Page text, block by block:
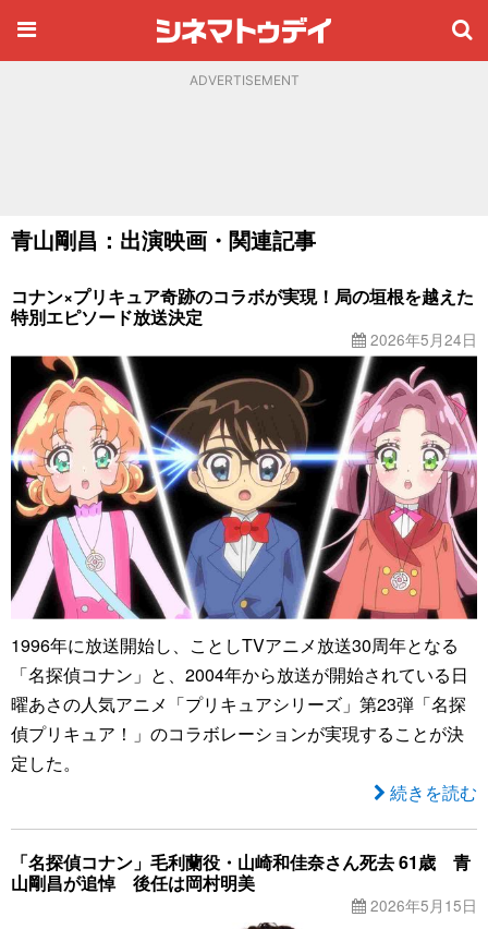
ADVERTISEMENT
青山剛昌：出演映画・関連記事
コナン×プリキュア奇跡のコラボが実現！局の垣根を越えた
特別エピソード放送決定
2026年5月24日
1996年に放送開始し、ことしTVアニメ放送30周年となる
「名探偵コナン」と、2004年から放送が開始されている日
曜あさの人気アニメ「プリキュアシリーズ」第23弾「名探
偵プリキュア！」のコラボレーションが実現することが決
定した。
続きを読む
「名探偵コナン」毛利蘭役・山崎和佳奈さん死去 61歳 青
山剛昌が追悼 後任は岡村明美
2026年5月15日